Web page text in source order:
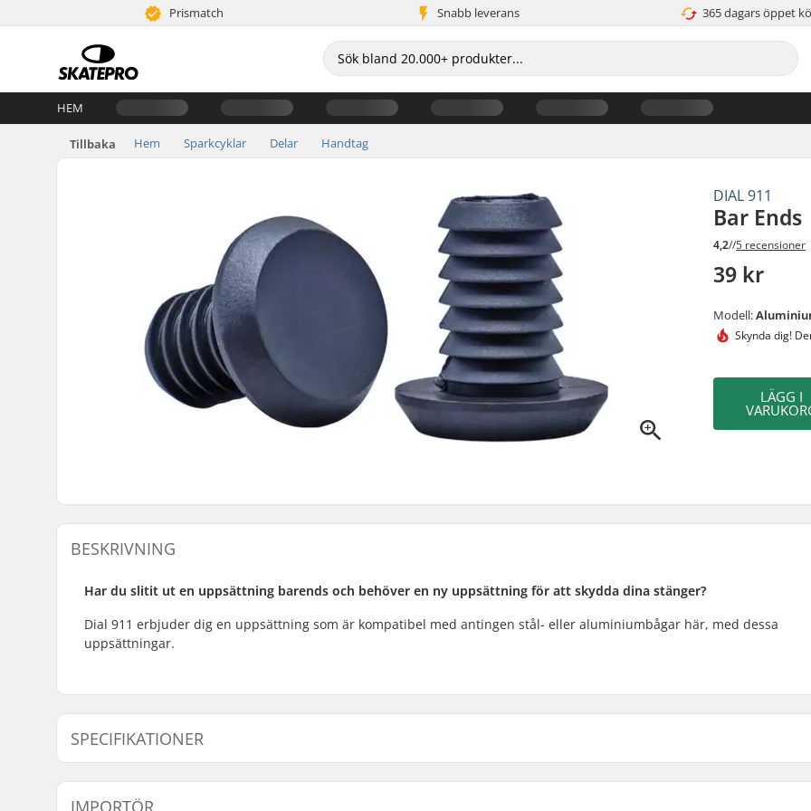
Prismatch Snabb leverans 365 dagars öppet
HEM
Tillbaka Hem Sparkcyklar Delar Handtag
DIAL 911
Bar Ends
4,2//5 recensioner
39 kr
Modell:
Skynda dig!
LÄGG I
BESKRIVNING
Har du slitit ut en uppsättning barends och behöver en ny uppsättning för att skydda dina stänger?
Dial 911 erbjuder dig en uppsättning som är kompatibel med antingen stål- eller aluminiumbågar här, med dessa
uppsättningar.
SPECIFIKATIONER
Bar-ends som passar till: Aluminium Hårdhet:
IMPORTÖR